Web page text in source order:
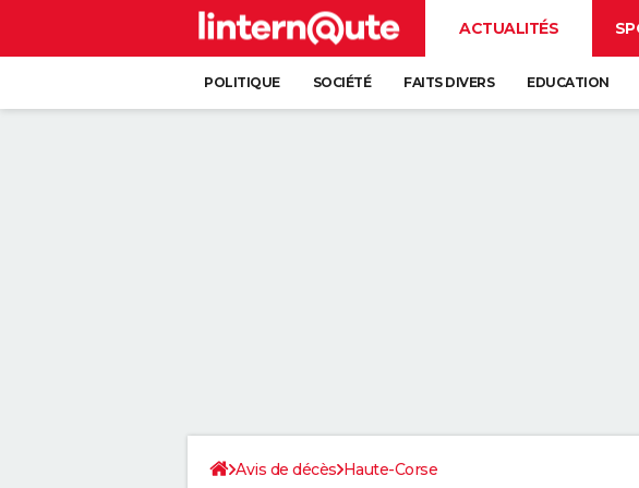
ACTUALITÉS
POLITIQUE SOCIÉTÉ FAITS DIVERS EDUCATION
Avis de décès Haute-Corse